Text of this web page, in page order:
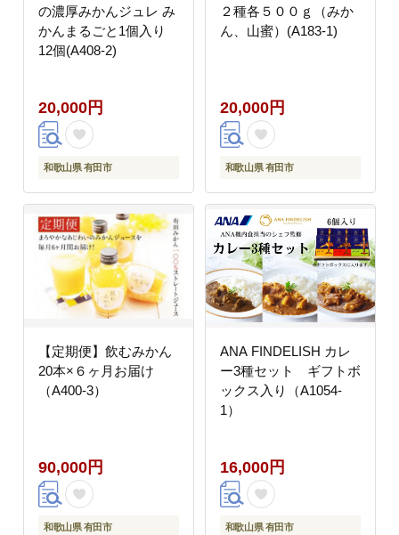
の濃厚みかんジュレ み
かんまるごと1個入り
12個(A408-2)
20,000円
和歌山県 有田市
２種各５００ｇ（みか
ん、山蜜）(A183-1)
20,000円
和歌山県 有田市
【定期便】飲むみかん
20本×６ヶ月お届け
（A400-3）
90,000円
和歌山県 有田市
ANA FINDELISH カレ
ー3種セット ギフトボ
ックス入り（A1054-
1）
16,000円
和歌山県 有田市